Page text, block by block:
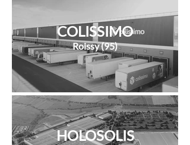
COLISSIMO
Roissy (95)
HOLOSOLIS